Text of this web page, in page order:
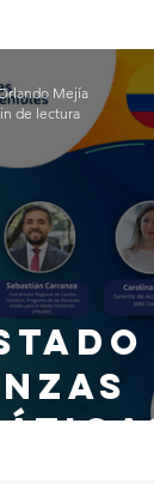
Ruta Bakú-Belém
Mejía
de lectura